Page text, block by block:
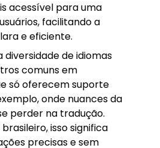
acessível para uma
facilitando a
e eficiente.
diversidade de idiomas
comuns em
só oferecem suporte
onde nuances da
perder na tradução.
isso significa
precisas e sem